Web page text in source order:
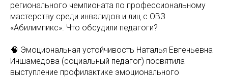
регионального чемпионата по профессиональному
мастерству среди инвалидов и лиц с ОВЗ
«Абилимпикс». Что обсудили педагоги?
🧠 Эмоциональная устойчивость Наталья Евгеньевна
Иншамедова (социальный педагог) посвятила
выступление профилактике эмоционального